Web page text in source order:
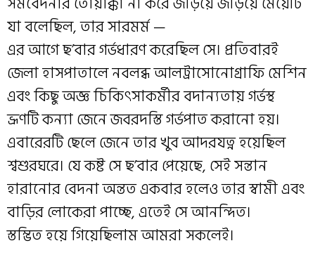
যা বলেছিল, তার সারমর্ম —
এর আগে ছ’বার গর্ভধারণ করেছিল সে। প্রতিবারই
জেলা হাসপাতালে নবলব্ধ আলট্রাসোনোগ্রাফি মেশিন
এবং কিছু অজ্ঞ চিকিৎসাকর্মীর বদান্যতায় গর্ভস্থ
ভ্রূণটি কন্যা জেনে জবরদস্তি গর্ভপাত করানো হয়।
এবারেরটি ছেলে জেনে তার খুব আদরযত্ন হয়েছিল
শ্বশুরঘরে। যে কষ্ট সে ছ’বার পেয়েছে, সেই সন্তান
হারানোর বেদনা অন্তত একবার হলেও তার স্বামী এবং
বাড়ির লোকেরা পাচ্ছে, এতেই সে আনন্দিত।
স্তম্ভিত হয়ে গিয়েছিলাম আমরা সকলেই।